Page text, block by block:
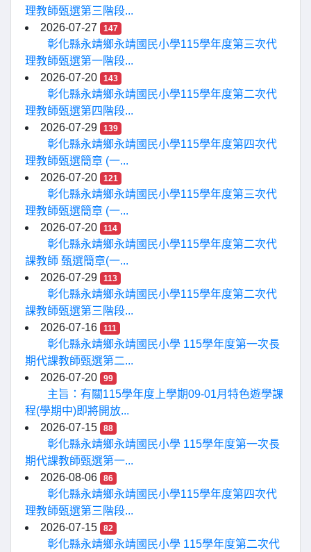
理教師甄選第三階段...
2026-07-27
147
彰化縣永靖鄉永靖國民小學115學年度第三次代
理教師甄選第一階段...
2026-07-20
143
彰化縣永靖鄉永靖國民小學115學年度第二次代
理教師甄選第四階段...
2026-07-29
139
彰化縣永靖鄉永靖國民小學115學年度第四次代
理教師甄選簡章 (一...
2026-07-20
121
彰化縣永靖鄉永靖國民小學115學年度第三次代
理教師甄選簡章 (一...
2026-07-20
114
彰化縣永靖鄉永靖國民小學115學年度第二次代
課教師 甄選簡章(一...
2026-07-29
113
彰化縣永靖鄉永靖國民小學115學年度第二次代
課教師甄選第三階段...
2026-07-16
111
彰化縣永靖鄉永靖國民小學 115學年度第一次長
期代課教師甄選第二...
2026-07-20
99
主旨：有關115學年度上學期09-01月特色遊學課
程(學期中)即將開放...
2026-07-15
88
彰化縣永靖鄉永靖國民小學 115學年度第一次長
期代課教師甄選第一...
2026-08-06
86
彰化縣永靖鄉永靖國民小學115學年度第四次代
理教師甄選第三階段...
2026-07-15
82
彰化縣永靖鄉永靖國民小學 115學年度第二次代